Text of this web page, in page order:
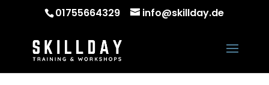
01755664329 info@skillday.de